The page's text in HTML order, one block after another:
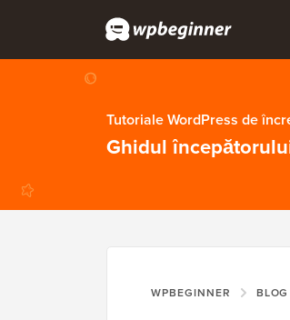
Tutoriale WordPress de
Ghidul
WPBEGINNER BLOG